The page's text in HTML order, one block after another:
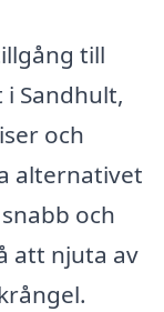
till
Sandhult,
och
alternativet
och
att njuta av